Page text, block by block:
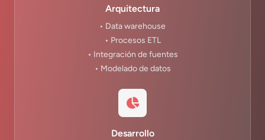
Arquitectura
• Data warehouse
• Procesos ETL
• Integración de fuentes
• Modelado de datos
Desarrollo